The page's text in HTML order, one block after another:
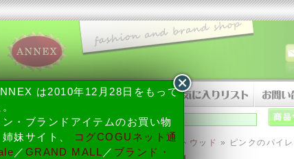
送料・代引き手数料について 注文変更・キャンセルについて 特
»ショルダーバッグ ヴィヴィアンウエストウッド » ピンクのパイ
は2010年12月28日をもって
・ブランドアイテムのお買い物
妹サイト、
コグCOGUネット通
／ GRAND MALL／ ブランド・